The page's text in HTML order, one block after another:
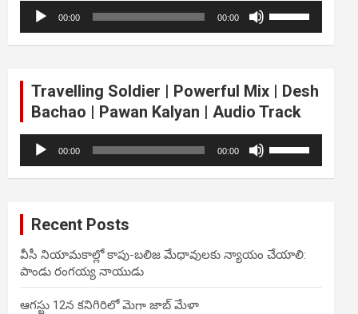
Audio
Player
00:00 00:00
Arrow
increase
or
Travelling Soldier | Powerful Mix | Desh
Bachao | Pawan Kalyan | Audio Track
Audio
Player
00:00 00:00
Arrow
decrease
Recent Posts
వీసీ నియామకాల్లో కాపు-బలిజ మేధావులకు న్యాయం చేయాలి:
పాండు రంగయ్య నాయుడు
ఆగస్టు 12న కనిగిరిలో మెగా జాబ్ మేళా